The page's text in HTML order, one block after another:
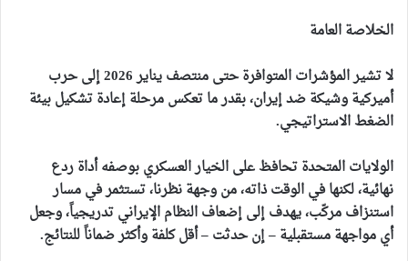
الخلاصة العامة
لا تشير المؤشرات المتوافرة حتى منتصف يناير 2026 إلى حرب
أميركية وشيكة ضد إيران، بقدر ما تعكس مرحلة إعادة تشكيل بيئة
الضغط الاستراتيجي.
الولايات المتحدة تحافظ على الخيار العسكري بوصفه أداة ردع
نهائية، لكنها في الوقت ذاته، من وجهة نظرنا، تستثمر في مسار
استنزاف مركّب، يهدف إلى إضعاف النظام الإيراني تدريجياً، وجعل
أي مواجهة مستقبلية – إن حدثت – أقل كلفة وأكثر ضماناً للنتائج.